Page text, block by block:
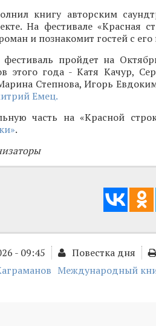
книгу авторским
На фестивале «Красная
и познакомит гостей с
пройдет на
этого года - Катя Качур,
Степнова, Игорь
Емец.
часть на «Красной
.
- 09:45 Повестка дня
Международный